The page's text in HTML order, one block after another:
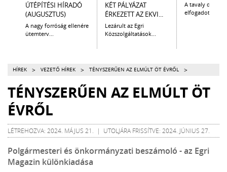
ÚTÉPÍTÉSI HÍRADÓ
(AUGUSZTUS)
A nagy forróság ellenére
ütemterv...
KÉT PÁLYÁZAT
ÉRKEZETT AZ EKVI...
Lezárult az Egri
Közszolgáltatások...
A tavaly
elfogadott
HÍREK > VEZETŐ HÍREK > TÉNYSZERŰEN AZ ELMÚLT ÖT ÉVRŐL >
TÉNYSZERŰEN AZ ELMÚLT ÖT
ÉVRŐL
LÉTREHOZVA: 2024. MÁJUS 21. | UTOLJÁRA FRISSÍTVE: 2024. JÚNIUS 27.
Polgármesteri és önkormányzati beszámoló - az Egri
Magazin különkiadása